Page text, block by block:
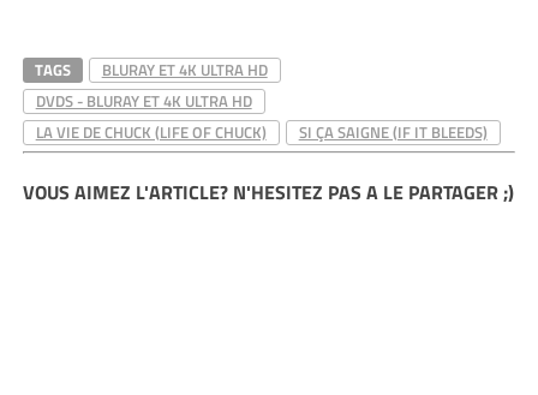
TAGS
BLURAY ET 4K ULTRA HD
DVDS - BLURAY ET 4K ULTRA HD
LA VIE DE CHUCK (LIFE OF CHUCK)
SI ÇA SAIGNE (IF IT BLEEDS)
VOUS AIMEZ L'ARTICLE? N'HESITEZ PAS A LE PARTAGER ;)